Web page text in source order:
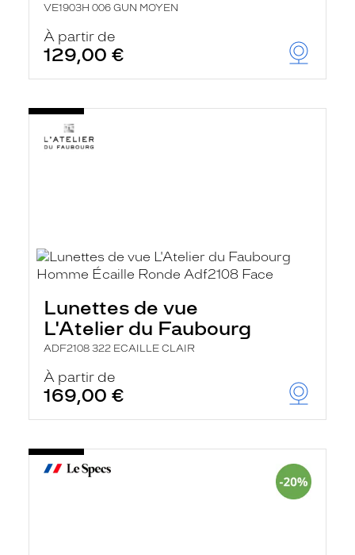
VE1903H 006 GUN MOYEN
À partir de
129,00 €
Lunettes de vue
L'Atelier du Faubourg
ADF2108 322 ECAILLE CLAIR
À partir de
169,00 €